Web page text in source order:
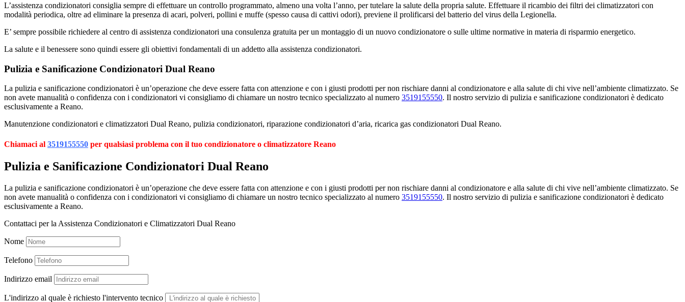
L’assistenza condizionatori consiglia sempre di effettuare un controllo programmato, almeno una volta l’anno, per tutelare la salute della propria salute. Effettuare il ricambio dei filtri dei climatizzatori con
modalità periodica, oltre ad eliminare la presenza di acari, polveri, pollini e muffe (spesso causa di cattivi odori), previene il prolificarsi del batterio del virus della Legionella.
E’ sempre possibile richiedere al centro di assistenza condizionatori una consulenza gratuita per un montaggio di un nuovo condizionatore o sulle ultime normative in materia di risparmio energetico.
La salute e il benessere sono quindi essere gli obiettivi fondamentali di un addetto alla assistenza condizionatori.
Pulizia e Sanificazione Condizionatori Dual Reano
La pulizia e sanificazione condizionatori è un’operazione che deve essere fatta con attenzione e con i giusti prodotti per non rischiare danni al condizionatore e alla salute di chi vive nell’ambiente climatizzato. Se
non avete manualità o confidenza con i condizionatori vi consigliamo di chiamare un nostro tecnico specializzato al numero 3519155550. Il nostro servizio di pulizia e sanificazione condizionatori è dedicato
esclusivamente a Reano.
Manutenzione condizionatori e climatizzatori Dual Reano, pulizia condizionatori, riparazione condizionatori d’aria, ricarica gas condizionatori Dual Reano.
Chiamaci al 3519155550 per qualsiasi problema con il tuo condizionatore o climatizzatore Reano
Pulizia e Sanificazione Condizionatori Dual Reano
La pulizia e sanificazione condizionatori è un’operazione che deve essere fatta con attenzione e con i giusti prodotti per non rischiare danni al condizionatore e alla salute di chi vive nell’ambiente climatizzato. Se
non avete manualità o confidenza con i condizionatori vi consigliamo di chiamare un nostro tecnico specializzato al numero 3519155550. Il nostro servizio di pulizia e sanificazione condizionatori è dedicato
esclusivamente a Reano.
Contattaci per la Assistenza Condizionatori e Climatizzatori Dual Reano
Nome
Telefono
Indirizzo email
L'indirizzo al quale è richiesto l'intervento tecnico